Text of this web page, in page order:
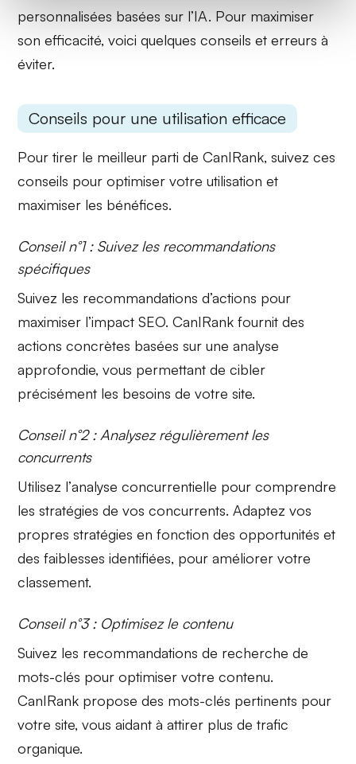
personnalisées basées sur l’IA. Pour maximiser
son efficacité, voici quelques conseils et erreurs à
éviter.
Conseils pour une utilisation efficace
Pour tirer le meilleur parti de CanIRank, suivez ces
conseils pour optimiser votre utilisation et
maximiser les bénéfices.
Conseil n°1 : Suivez les recommandations
spécifiques
Suivez les recommandations d’actions pour
maximiser l’impact SEO. CanIRank fournit des
actions concrètes basées sur une analyse
approfondie, vous permettant de cibler
précisément les besoins de votre site.
Conseil n°2 : Analysez régulièrement les
concurrents
Utilisez l’analyse concurrentielle pour comprendre
les stratégies de vos concurrents. Adaptez vos
propres stratégies en fonction des opportunités et
des faiblesses identifiées, pour améliorer votre
classement.
Conseil n°3 : Optimisez le contenu
Suivez les recommandations de recherche de
mots-clés pour optimiser votre contenu.
CanIRank propose des mots-clés pertinents pour
votre site, vous aidant à attirer plus de trafic
organique.